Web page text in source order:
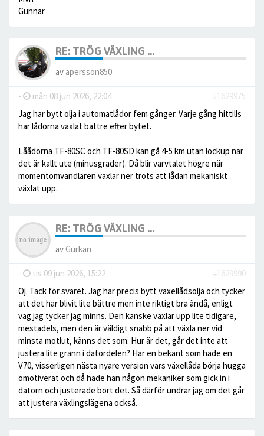
Gunnar
RE: TRÖG VÄXLING ...
av apersson850
- mån 08 jun 2026, 22:04
#1629975
Jag har bytt olja i automatlådor fem gånger. Varje gång hittills
har lådorna växlat bättre efter bytet.
Låådorna TF-80SC och TF-80SD kan gå 4-5 km utan lockup när
det är kallt ute (minusgrader). Då blir varvtalet högre när
momentomvandlaren växlar ner trots att lådan mekaniskt
växlat upp.
RE: TRÖG VÄXLING ...
avGurkan
- tis 09 jun 2026, 15:22
#1629990
Oj. Tack för svaret. Jag har precis bytt växellådsolja och tycker
att det har blivit lite bättre men inte riktigt bra ändå, enligt
vag jag tycker jag minns. Den kanske växlar upp lite tidigare,
mestadels, men den är väldigt snabb på att växla ner vid
minsta motlut, känns det som. Hur är det, går det inte att
justera lite grann i datordelen? Har en bekant som hade en
V70, visserligen nästa nyare version vars växellåda börja hugga
omotiverat och då hade han någon mekaniker som gick in i
datorn och justerade bort det. Så därför undrar jag om det går
att justera växlingslägena också.